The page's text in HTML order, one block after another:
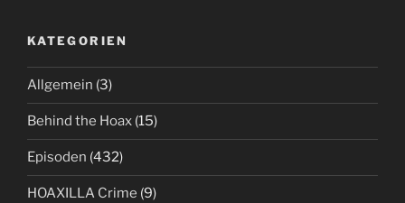
KATEGORIEN
Allgemein (3)
Behind the Hoax (15)
Episoden (432)
HOAXILLA Crime (9)